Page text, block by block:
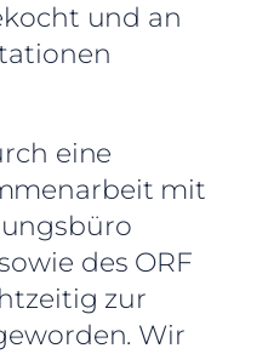
und an
eine
mit
des ORF
zur
Wir